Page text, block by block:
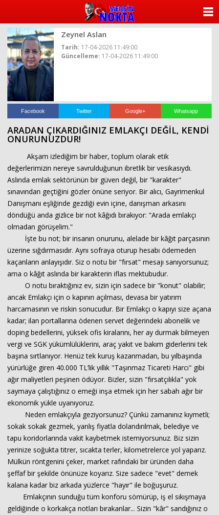
Zeynel Aslan
Tarih: 17-04-2026 11:49:00
Güncelleme: 17-04-2026 11:49:00
Facebook Twitter Google+ Whatsapp
ARADAN ÇIKARDIĞINIZ EMLAKÇI DEĞİL, KENDİ
ONURUNUZDUR!
Akşam izlediğim bir haber, toplum olarak etik
değerlerimizin nereye savrulduğunun ibretlik bir vesikasıydı.
Aslında emlak sektörünün bir güven değil, bir "karakter"
sınavından geçtiğini gözler önüne seriyor. Bir alıcı, Gayrimenkul
Danışmanı eşliğinde gezdiği evin içine, danışman arkasını
döndüğü anda gizlice bir not kâğıdı bırakıyor: "Arada emlakçı
olmadan görüşelim."
İşte bu not; bir insanın onurunu, alelade bir kâğıt parçasının
üzerine sığdırmasıdır. Aynı sofraya oturup hesabı ödemeden
kaçanların anlayışıdır. Siz o notu bir "fırsat" mesajı sanıyorsunuz;
ama o kâğıt aslında bir karakterin iflas mektubudur.
O notu bıraktığınız ev, sizin için sadece bir "konut" olabilir;
ancak Emlakçı için o kapının açılması, devasa bir yatırım
harcamasının ve riskin sonucudur. Bir Emlakçı o kapıyı size açana
kadar; ilan portallarına ödenen servet değerindeki abonelik ve
doping bedellerini, yüksek ofis kiralarını, her ay durmak bilmeyen
vergi ve SGK yükümlülüklerini, araç yakıt ve bakım giderlerini tek
başına sırtlanıyor. Henüz tek kuruş kazanmadan, bu yılbaşında
yürürlüğe giren 40.000 TL’lik yıllık "Taşınmaz Ticareti Harcı" gibi
ağır maliyetleri peşinen ödüyor. Bizler, sizin "fırsatçılıkla" yok
saymaya çalıştığınız o emeği inşa etmek için her sabah ağır bir
ekonomik yükle uyanıyoruz.
Neden emlakçıyla geziyorsunuz? Çünkü zamanınız kıymetli;
sokak sokak gezmek, yanlış fiyatla dolandırılmak, belediye ve
tapu koridorlarında vakit kaybetmek istemiyorsunuz. Biz sizin
yerinize soğukta titrer, sıcakta terler, kilometrelerce yol yaparız.
Mülkün röntgenini çeker, market rafındaki bir üründen daha
şeffaf bir şekilde önünüze koyarız. Size sadece "evet" demek
kalana kadar biz arkada yüzlerce "hayır" ile boğuşuruz.
Emlakçının sunduğu tüm konforu sömürüp, iş el sıkışmaya
geldiğinde o korkakça notları bırakanlar... Sizin "kâr" sandığınız o
YAZARLAR
VİDEO GALERİ
KÜNYE
İLETİŞİM